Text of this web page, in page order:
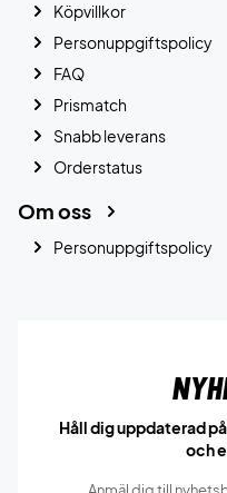
Köpvillkor
Personuppgiftspolicy
FAQ
Prismatch
Snabb leverans
Orderstatus
Om oss
Personuppgiftspolicy
Håll dig uppdaterad
och